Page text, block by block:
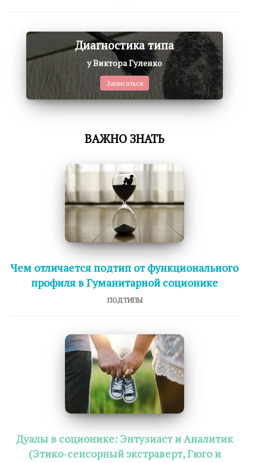
Диагностика типа
у Виктора Гуленко
Записаться
ВАЖНО ЗНАТЬ
Чем отличается подтип от функционального
профиля в Гуманитарной соционике
ПОДТИПЫ
Дуалы в соционике: Энтузиаст и Аналитик
(Этико-сенсорный экстраверт, Гюго и